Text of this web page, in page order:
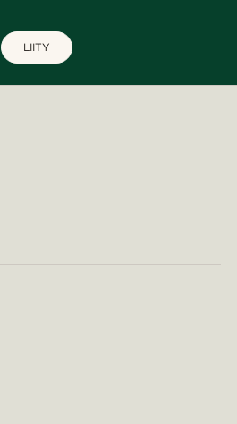
LIITY